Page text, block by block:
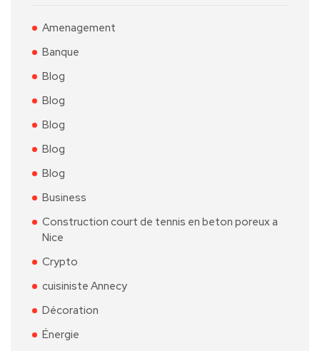
Amenagement
Banque
Blog
Blog
Blog
Blog
Blog
Business
Construction court de tennis en beton poreux a
Nice
Crypto
cuisiniste Annecy
Décoration
Énergie